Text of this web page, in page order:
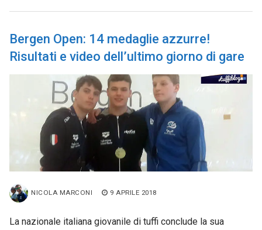
Bergen Open: 14 medaglie azzurre!
Risultati e video dell’ultimo giorno di gare
NICOLA MARCONI 9 APRILE 2018
La nazionale italiana giovanile di tuffi conclude la sua